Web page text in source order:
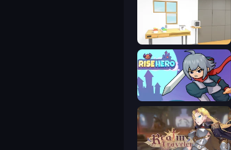
Design House Escape
Rise Hero